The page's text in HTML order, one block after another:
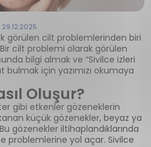
görülen cilt problemlerinden biri
cilt problemi olarak görülen
bilgi almak ve “Sivilce izleri
bulmak için yazımızı okumaya
Oluşur?
gibi etkenler gözeneklerin
küçük gözenekler, beyaz ya
gözenekler iltihaplandıklarında
problemlerine yol açar. Sivilce